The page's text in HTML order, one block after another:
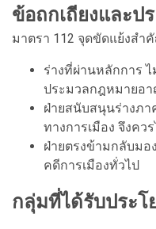
ข้อถกเถียงและป
มาตรา 112 จุดขัดแย้งสำ
ร่างที่ผ่านหลักการ
ประมวลกฎหมายอา
ฝ่ายสนับสนุนร่างภา
ทางการเมือง จึงค
ฝ่ายตรงข้ามกลับมอ
คดีการเมืองทั่วไป
กลุ่มที่ได้รับประโ